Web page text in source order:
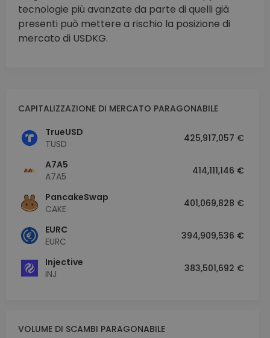
tecnologie più avanzate da parte di quelli già
presenti può mettere a rischio la posizione di
mercato di USDKG.
CAPITALIZZAZIONE DI MERCATO PARAGONABILE
TrueUSD
TUSD
425,917,057 €
A7A5
A7A5
414,111,146 €
PancakeSwap
CAKE
401,069,828 €
EURC
EURC
394,909,536 €
Injective
INJ
383,501,692 €
VOLUME DI SCAMBI PARAGONABILE